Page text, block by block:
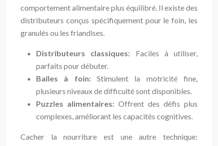
comportement alimentaire plus équilibré. Il existe des
distributeurs conçus spécifiquement pour le foin, les
granulés ou les friandises.
Distributeurs classiques: Faciles à utiliser,
parfaits pour débuter.
Balles à foin: Stimulent la motricité fine,
plusieurs niveaux de difficulté sont disponibles.
Puzzles alimentaires: Offrent des défis plus
complexes, améliorant les capacités cognitives.
Cacher la nourriture est une autre technique: